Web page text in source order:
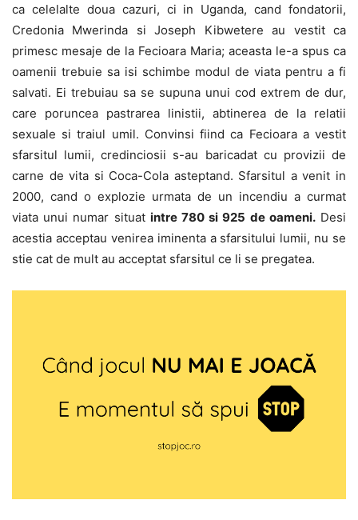
ca celelalte doua cazuri, ci in Uganda, cand fondatorii,
Credonia Mwerinda si Joseph Kibwetere au vestit ca
primesc mesaje de la Fecioara Maria; aceasta le-a spus ca
oamenii trebuie sa isi schimbe modul de viata pentru a fi
salvati. Ei trebuiau sa se supuna unui cod extrem de dur,
care poruncea pastrarea linistii, abtinerea de la relatii
sexuale si traiul umil. Convinsi fiind ca Fecioara a vestit
sfarsitul lumii, credinciosii s-au baricadat cu provizii de
carne de vita si Coca-Cola asteptand. Sfarsitul a venit in
2000, cand o explozie urmata de un incendiu a curmat
viata unui numar situat intre 780 si 925 de oameni.Desi
acestia acceptau venirea iminenta a sfarsitului lumii, nu se
stie cat de mult au acceptat sfarsitul ce li se pregatea.